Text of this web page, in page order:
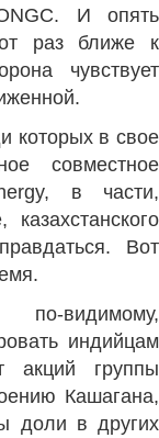
И опять
раз ближе к
чувствует
которых в свое
совместное
в части,
Вот
по-видимому,
индийцам
акций группы
Кашагана,
доли в других